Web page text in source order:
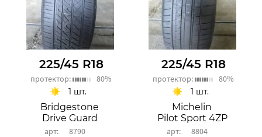
225/45 R18
протектор: 80%
Bridgestone
Drive Guard
8790
1 шт.
225/45 R18
протектор: 80%
Michelin
Pilot Sport 4ZP
8804
1 шт.